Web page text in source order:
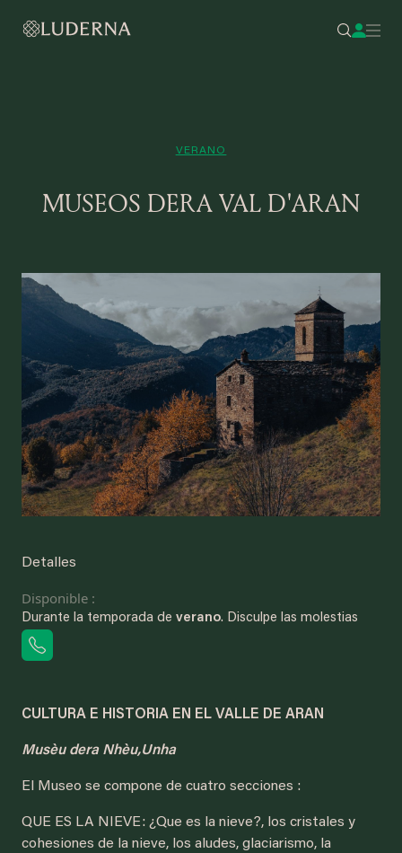
VERANO
MUSEOS DERA VAL D'ARAN
Detalles
Disponible :
Durante la temporada de verano. Disculpe las molestias
CULTURA E HISTORIA EN EL VALLE DE ARAN
Musèu dera Nhèu,Unha
El Museo se compone de cuatro secciones :
QUE ES LA NIEVE: ¿Que es la nieve?, los cristales y
cohesiones de la nieve, los aludes, glaciarismo, la